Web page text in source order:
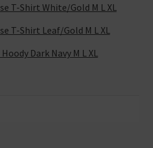
T-Shirt White/Gold M L XL
T-Shirt Leaf/Gold M L XL
Dark Navy M L XL